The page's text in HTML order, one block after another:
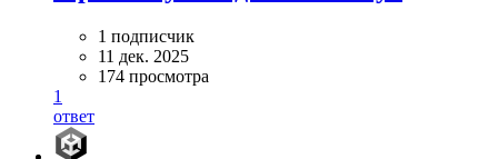
1 подписчик
11 дек. 2025
174 просмотра
1
ответ